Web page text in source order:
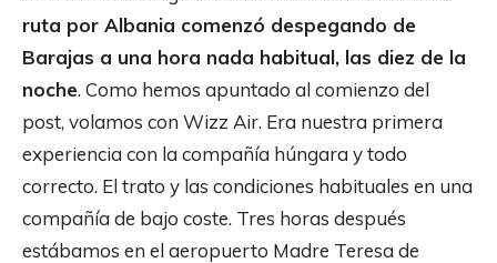
ruta por Albania comenzó despegando de
Barajas a una hora nada habitual, las diez de la
noche. Como hemos apuntado al comienzo del
post, volamos con Wizz Air. Era nuestra primera
experiencia con la compañía húngara y todo
correcto. El trato y las condiciones habituales en una
compañía de bajo coste. Tres horas después
estábamos en el aeropuerto Madre Teresa de